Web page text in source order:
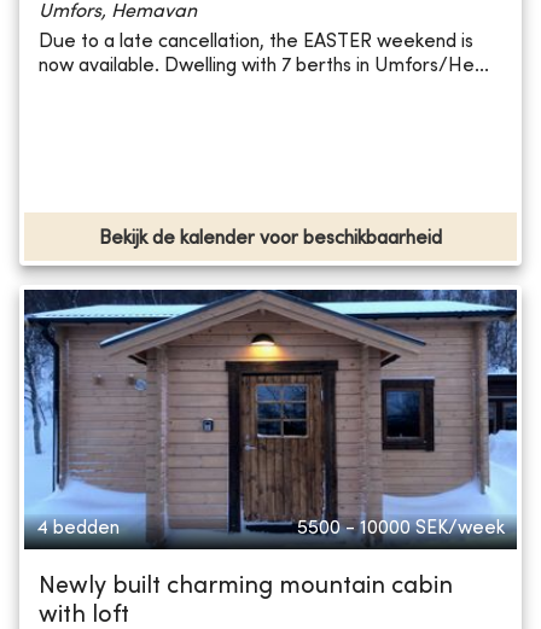
Umfors, Hemavan
Due to a late cancellation, the EASTER weekend is
now available. Dwelling with 7 berths in Umfors/He...
Bekijk de kalender voor beschikbaarheid
4 bedden 5500 - 10000 SEK/week
Newly built charming mountain cabin
with loft